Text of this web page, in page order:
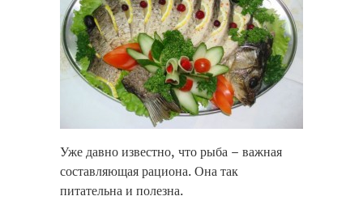
Уже давно известно, что рыба – важная
составляющая рациона. Она так
питательна и полезна.